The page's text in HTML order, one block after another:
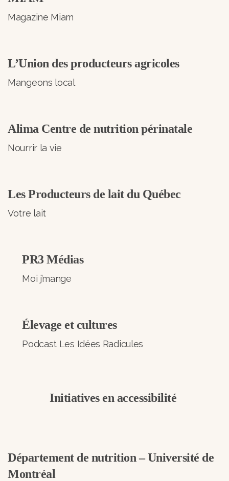
Magazine Miam
L’Union des producteurs agricoles
Mangeons local
Alima Centre de nutrition périnatale
Nourrir la vie
Les Producteurs de lait du Québec
Votre lait
PR3 Médias
Moi j’mange
Élevage et cultures
Podcast Les Idées Radicules
Initiatives en accessibilité
Département de nutrition – Université de
Montréal